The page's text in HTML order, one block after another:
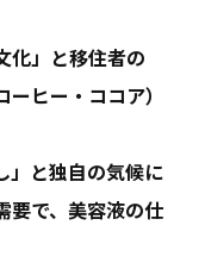
化」と移住者の
ヒー・ココア）
」と独自の気候に
要で、美容液の仕